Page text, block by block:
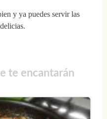
y ya puedes servir las
te encantarán